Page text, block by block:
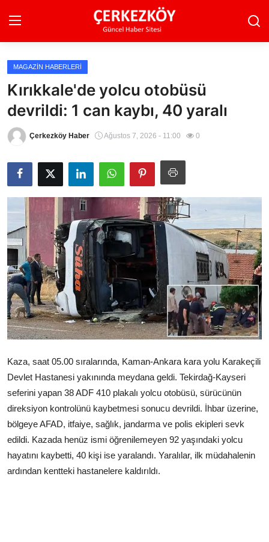
Ana Sayfa
Son Dakika
Ekonomi Haberleri
Magazin Haberleri
Spor Haberleri
Teknoloji Haberleri
Dünya Haberleri
Çerkezköy
MAGAZIN HABERLERI
Kırıkkale'de yolcu otobüsü
devrildi: 1 can kaybı, 40 yaralı
Çerkezköy Haber Ağustos 7, 2026 - 11:00 0
Kaza, saat 05.00 sıralarında, Kaman-Ankara kara yolu Karakeçili
Devlet Hastanesi yakınında meydana geldi. Tekirdağ-Kayseri
seferini yapan 38 ADF 410 plakalı yolcu otobüsü, sürücünün
direksiyon kontrolünü kaybetmesi sonucu devrildi. İhbar üzerine,
bölgeye AFAD, itfaiye, sağlık, jandarma ve polis ekipleri sevk
edildi. Kazada henüz ismi öğrenilemeyen 92 yaşındaki yolcu
hayatını kaybetti, 40 kişi ise yaralandı. Yaralılar, ilk müdahalenin
ardından kentteki hastanelere kaldırıldı.